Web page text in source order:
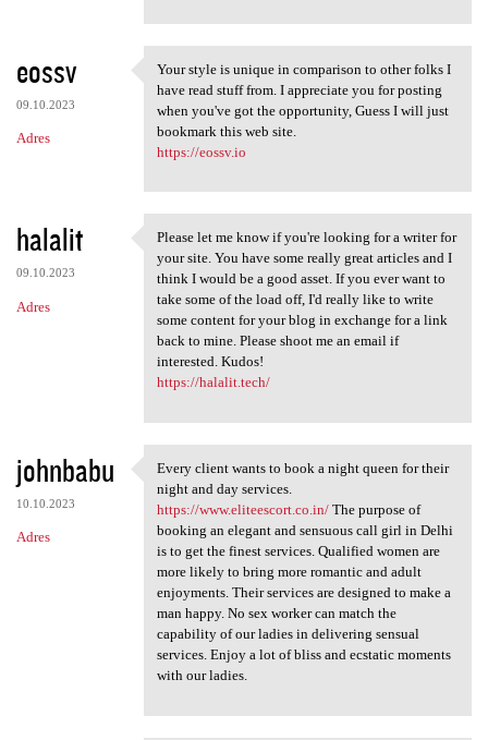
eossv
09.10.2023
Adres
Your style is unique in
Your style is unique in comparison to other folks I
have read stuff from. I appreciate you for posting
when you've got the opportunity, Guess I will just
bookmark this web site.
https://eossv.io
halalit
09.10.2023
Adres
Please let me know if you're
Please let me know if you're looking for a writer for
your site. You have some really great articles and I
think I would be a good asset. If you ever want to
take some of the load off, I'd really like to write
some content for your blog in exchange for a link
back to mine. Please shoot me an email if
interested. Kudos!
https://halalit.tech/
johnbabu
10.10.2023
Adres
Every client wants to book a
Every client wants to book a night queen for their
night and day services.
https://www.eliteescort.co.in/The purpose of
booking an elegant and sensuous call girl in Delhi
is to get the finest services. Qualified women are
more likely to bring more romantic and adult
enjoyments. Their services are designed to make a
man happy. No sex worker can match the
capability of our ladies in delivering sensual
services. Enjoy a lot of bliss and ecstatic moments
with our ladies.